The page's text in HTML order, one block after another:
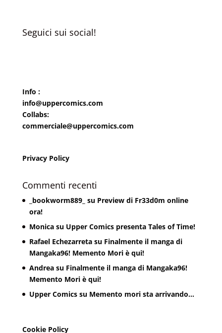
Seguici sui social!
Info :
info@uppercomics.com
Collabs:
commerciale@uppercomics.com
Privacy Policy
Commenti recenti
_bookworm889_ su Preview di Fr33d0m online
ora!
Monicasu Upper Comics presenta Tales of Time!
Rafael Echezarretasu Finalmente il manga di
Mangaka96! Memento Mori è qui!
Andreasu Finalmente il manga di Mangaka96!
Memento Mori è qui!
Upper Comicssu Memento mori sta arrivando…
Cookie Policy